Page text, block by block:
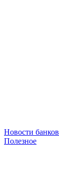
Новости банков
Полезное